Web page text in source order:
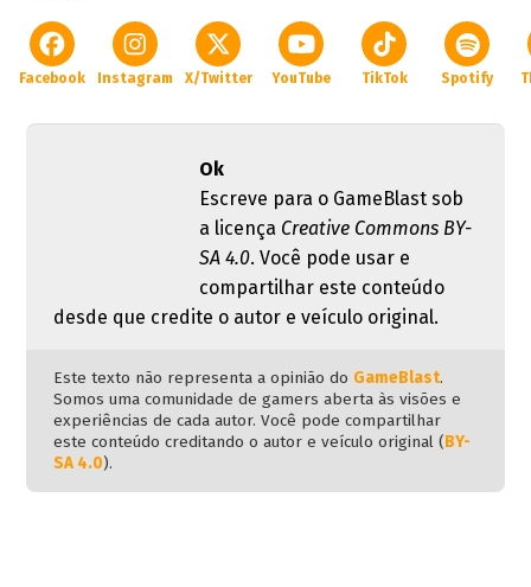
Facebook Instagram X/Twitter YouTube TikTok Spotify
Ok
Escreve para o GameBlast sob
a licença Creative Commons BY-
SA 4.0. Você pode usar e
compartilhar este conteúdo
desde que credite o autor e veículo original.
Este texto não representa a opinião do GameBlast.
Somos uma comunidade de gamers aberta às visões e
experiências de cada autor. Você pode compartilhar
este conteúdo creditando o autor e veículo original (BY-
SA 4.0).